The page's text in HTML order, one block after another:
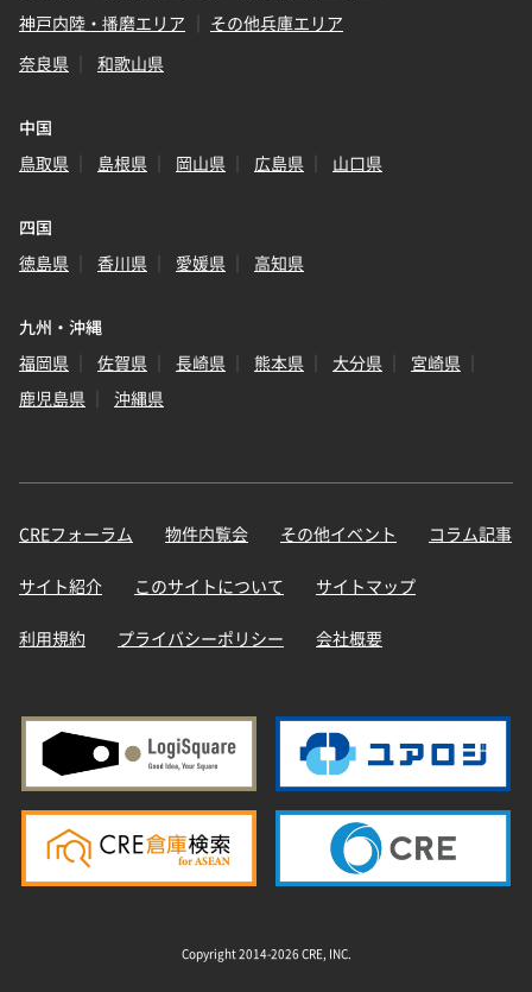
神戸内陸・播磨エリア
その他兵庫エリア
奈良県
和歌山県
中国
鳥取県
島根県 岡山県 広島県 山口県
四国
徳島県
香川県 愛媛県 高知県
九州・沖縄
福岡県
佐賀県 長崎県 熊本県 大分県
宮崎県
鹿児島県
沖縄県
CREフォーラム 物件内覧会 その他イベント コラム記事
サイト紹介 このサイトについて サイトマップ
利用規約 プライバシーポリシー 会社概要
Copyright 2014-2026 CRE, INC.